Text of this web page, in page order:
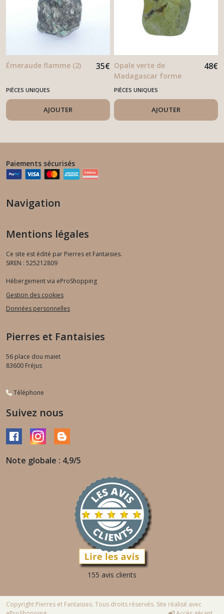
Émeraude flamme (2) 35€
PIÈCES UNIQUES
AJOUTER
Opale verte de
Madagascar forme
libre
48€
PIÈCES UNIQUES
AJOUTER
Paiements sécurisés
Navigation
Mentions légales
Ce site est édité par Pierres et Fantaisies.
SIREN : 525212809
Hébergement via eProShopping
Gestion des cookies
Données personnelles
Pierres et Fantaisies
56 place dou maiet
83600 Fréjus
Téléphone
Suivez nous
Note globale : 4,9/5
155 avis clients
Copyright Pierres et Fantaisies. Tous droits réservés. Site réalisé avec